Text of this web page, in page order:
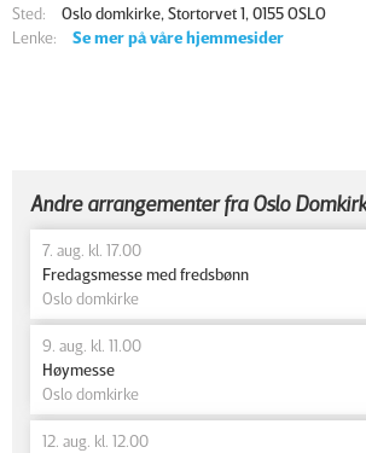
Sted:
Oslo domkirke, Stortorvet 1, 0155 OSLO
Lenke:
Se mer på våre hjemmesider
Andre arrangementer fra Oslo
7. aug. kl. 17.00
Fredagsmesse med fredsbønn
Oslo domkirke
9. aug. kl. 11.00
Høymesse
Oslo domkirke
12. aug. kl. 12.00